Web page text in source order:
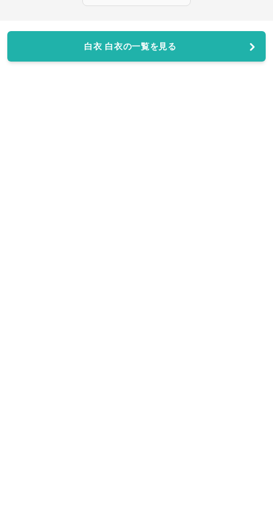
白衣 白衣の一覧を見る